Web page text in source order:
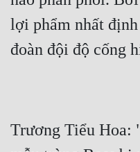
lợi phẩm nhất
đoàn đội độ cống
Trương Tiểu Hoa: